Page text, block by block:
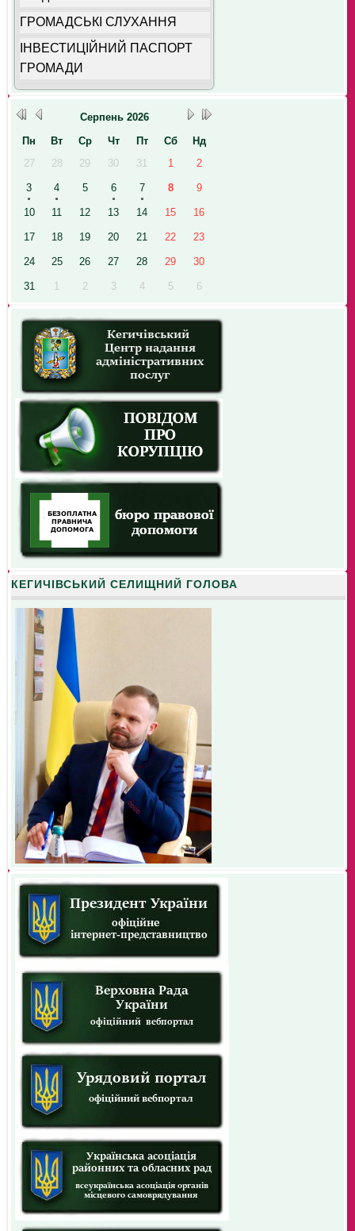
ГРОМАДСЬКІ СЛУХАННЯ
ІНВЕСТИЦІЙНИЙ ПАСПОРТ
ГРОМАДИ
Серпень 2026
Пн
Вт Ср Чт Пт Сб
Нд
27
28 29 30 31 1 2
3 4 5 6 7 8 9
10 11 12 13 14 15 16
17 18 19 20 21 22 23
24 25 26 27 28 29 30
31 1 2 3 4 5 6
КЕГИЧІВСЬКИЙ СЕЛИЩНИЙ ГОЛОВА